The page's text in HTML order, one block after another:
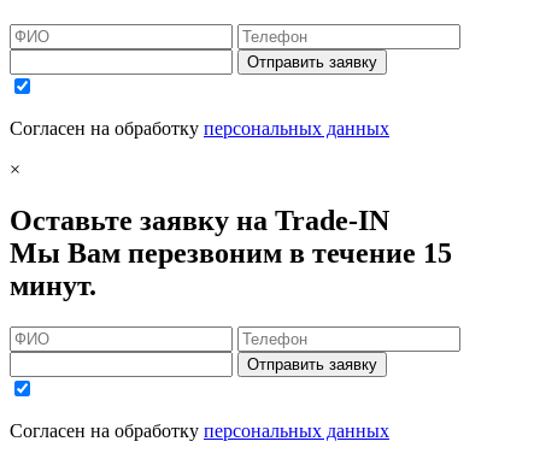
Отправить заявку
Согласен на обработку персональных данных
×
Оставьте заявку на Trade-IN
Мы Вам перезвоним в течение 15
минут.
Отправить заявку
Согласен на обработку персональных данных